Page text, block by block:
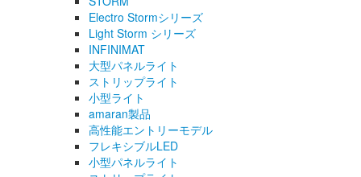
Electro Stormシリーズ
Light Storm シリーズ
INFINIMAT
大型パネルライト
ストリップライト
小型ライト
amaran製品
高性能エントリーモデル
フレキシブルLED
小型パネルライト